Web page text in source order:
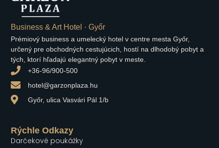
Business & Art Hotel · Győr
Prémiový business a umelecký hotel v centre mesta Győr,
určený pre obchodných cestujúcich, hostí na dlhodobý pobyt a
tých, ktorí hľadajú elegantný pobyt v meste.
+36-96/900-500
hotel@garzonplaza.hu
Győr, ulica Vasvári Pál 1/b
Rýchle Odkazy
Darčekové poukážky